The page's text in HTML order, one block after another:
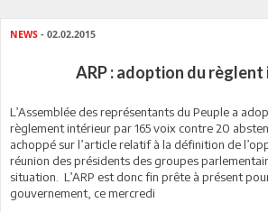
NEWS - 02.02.2015
ARP : adoption du
L’Assemblée des représentants du Peuple a
règlement intérieur par 165 voix contre 20
achoppé sur l’article relatif à la définition de
réunion des présidents des groupes
situation. L’ARP est donc fin prête à présent
gouvernement, ce mercredi